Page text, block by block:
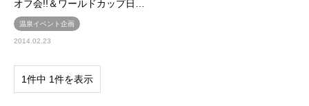
オフ会!!＆ワールドカップ日…
温泉イベント企画
2014.02.23
1件中 1件を表示